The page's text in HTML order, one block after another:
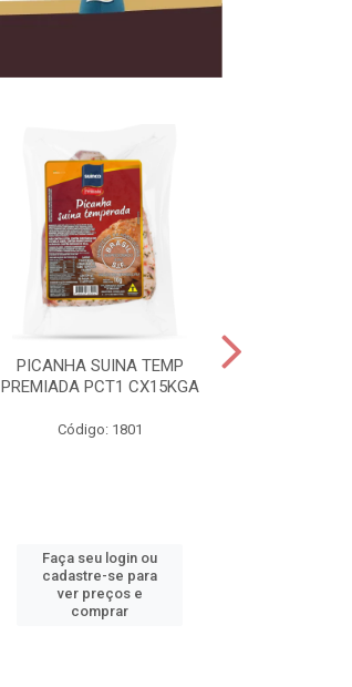
PICANHA SUINA TEMP
PREMIADA PCT1 CX15KGA
Código: 1801
Faça seu login ou
cadastre-se para
ver preços e
comprar